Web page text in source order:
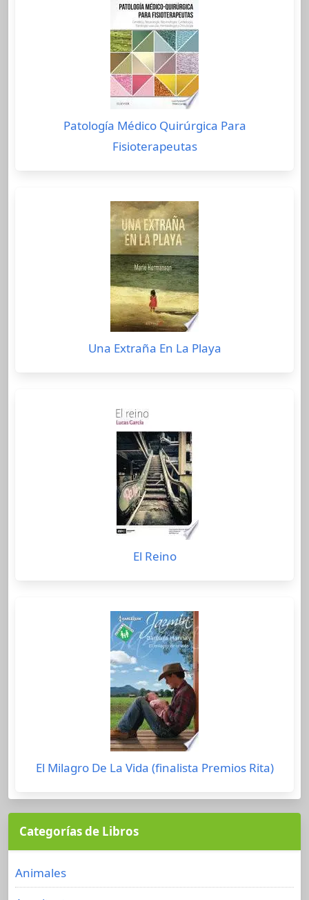
Patología Médico Quirúrgica Para
Fisioterapeutas
Una Extraña En La Playa
El Reino
El Milagro De La Vida (finalista Premios Rita)
Categorías de Libros
Animales